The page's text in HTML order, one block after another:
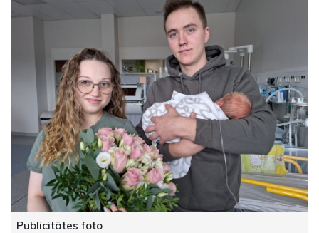
Publicitātes foto